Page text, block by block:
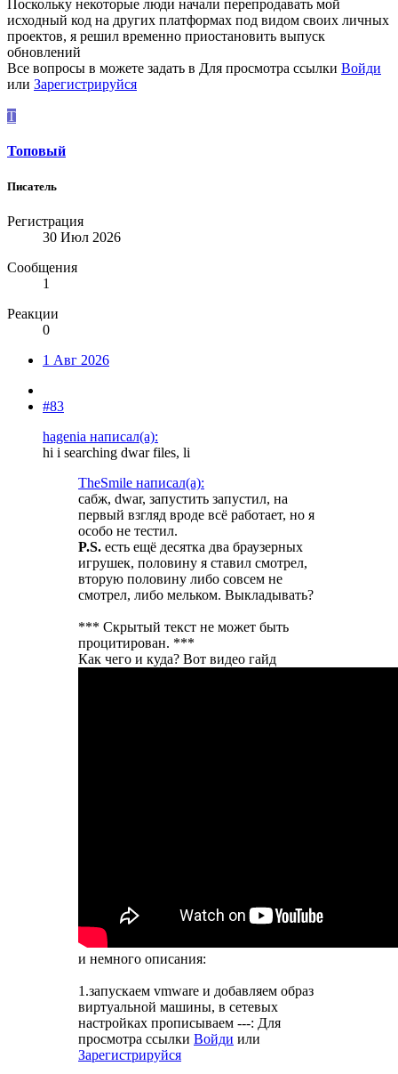
Поскольку некоторые люди начали перепродавать мой
исходный код на других платформах под видом своих личных
проектов, я решил временно приостановить выпуск
обновлений
Все вопросы в можете задать в Для просмотра ссылки Войди
или Зарегистрируйся
Т
Топовый
Писатель
Регистрация
30 Июл 2026
Сообщения
1
Реакции
0
1 Авг 2026
#83
hagenia написал(а):
hi i searching dwar files, li
TheSmile написал(а):
сабж, dwar, запустить запустил, на
первый взгляд вроде всё работает, но я
особо не тестил.
P.S. есть ещё десятка два браузерных
игрушек, половину я ставил смотрел,
вторую половину либо совсем не
смотрел, либо мельком. Выкладывать?
*** Скрытый текст не может быть
процитирован. ***
Как чего и куда? Вот видео гайд
и немного описания:
1.запускаем vmware и добавляем образ
виртуальной машины, в сетевых
настройках прописываем ---: Для
просмотра ссылки Войди или
Зарегистрируйся